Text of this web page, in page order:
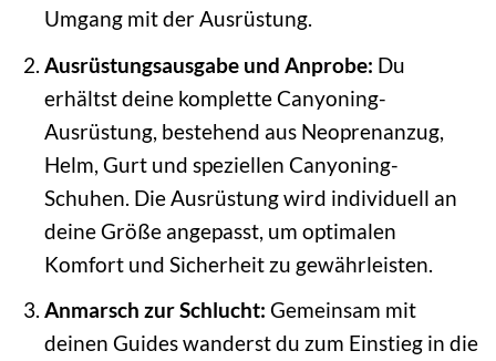
Umgang mit der Ausrüstung.
Ausrüstungsausgabe und Anprobe: Du
erhältst deine komplette Canyoning-
Ausrüstung, bestehend aus Neoprenanzug,
Helm, Gurt und speziellen Canyoning-
Schuhen. Die Ausrüstung wird individuell an
deine Größe angepasst, um optimalen
Komfort und Sicherheit zu gewährleisten.
Anmarsch zur Schlucht: Gemeinsam mit
deinen Guides wanderst du zum Einstieg in die